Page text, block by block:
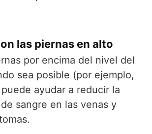
las piernas en alto
por encima del nivel del
sea posible (por ejemplo,
ayudar a reducir la
sangre en las venas y